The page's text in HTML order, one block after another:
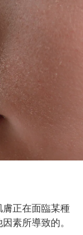
正在面臨某種
素所導致的。